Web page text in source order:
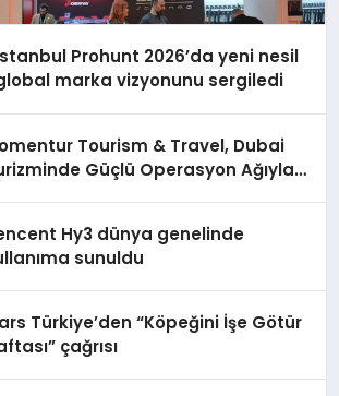
Prohunt 2026’da yeni nesil
marka vizyonunu sergiledi
Tourism & Travel, Dubai
Güçlü Operasyon Ağıyla
Hy3 dünya genelinde
sunuldu
Türkiye’den “Köpeğini İşe Götür
çağrısı